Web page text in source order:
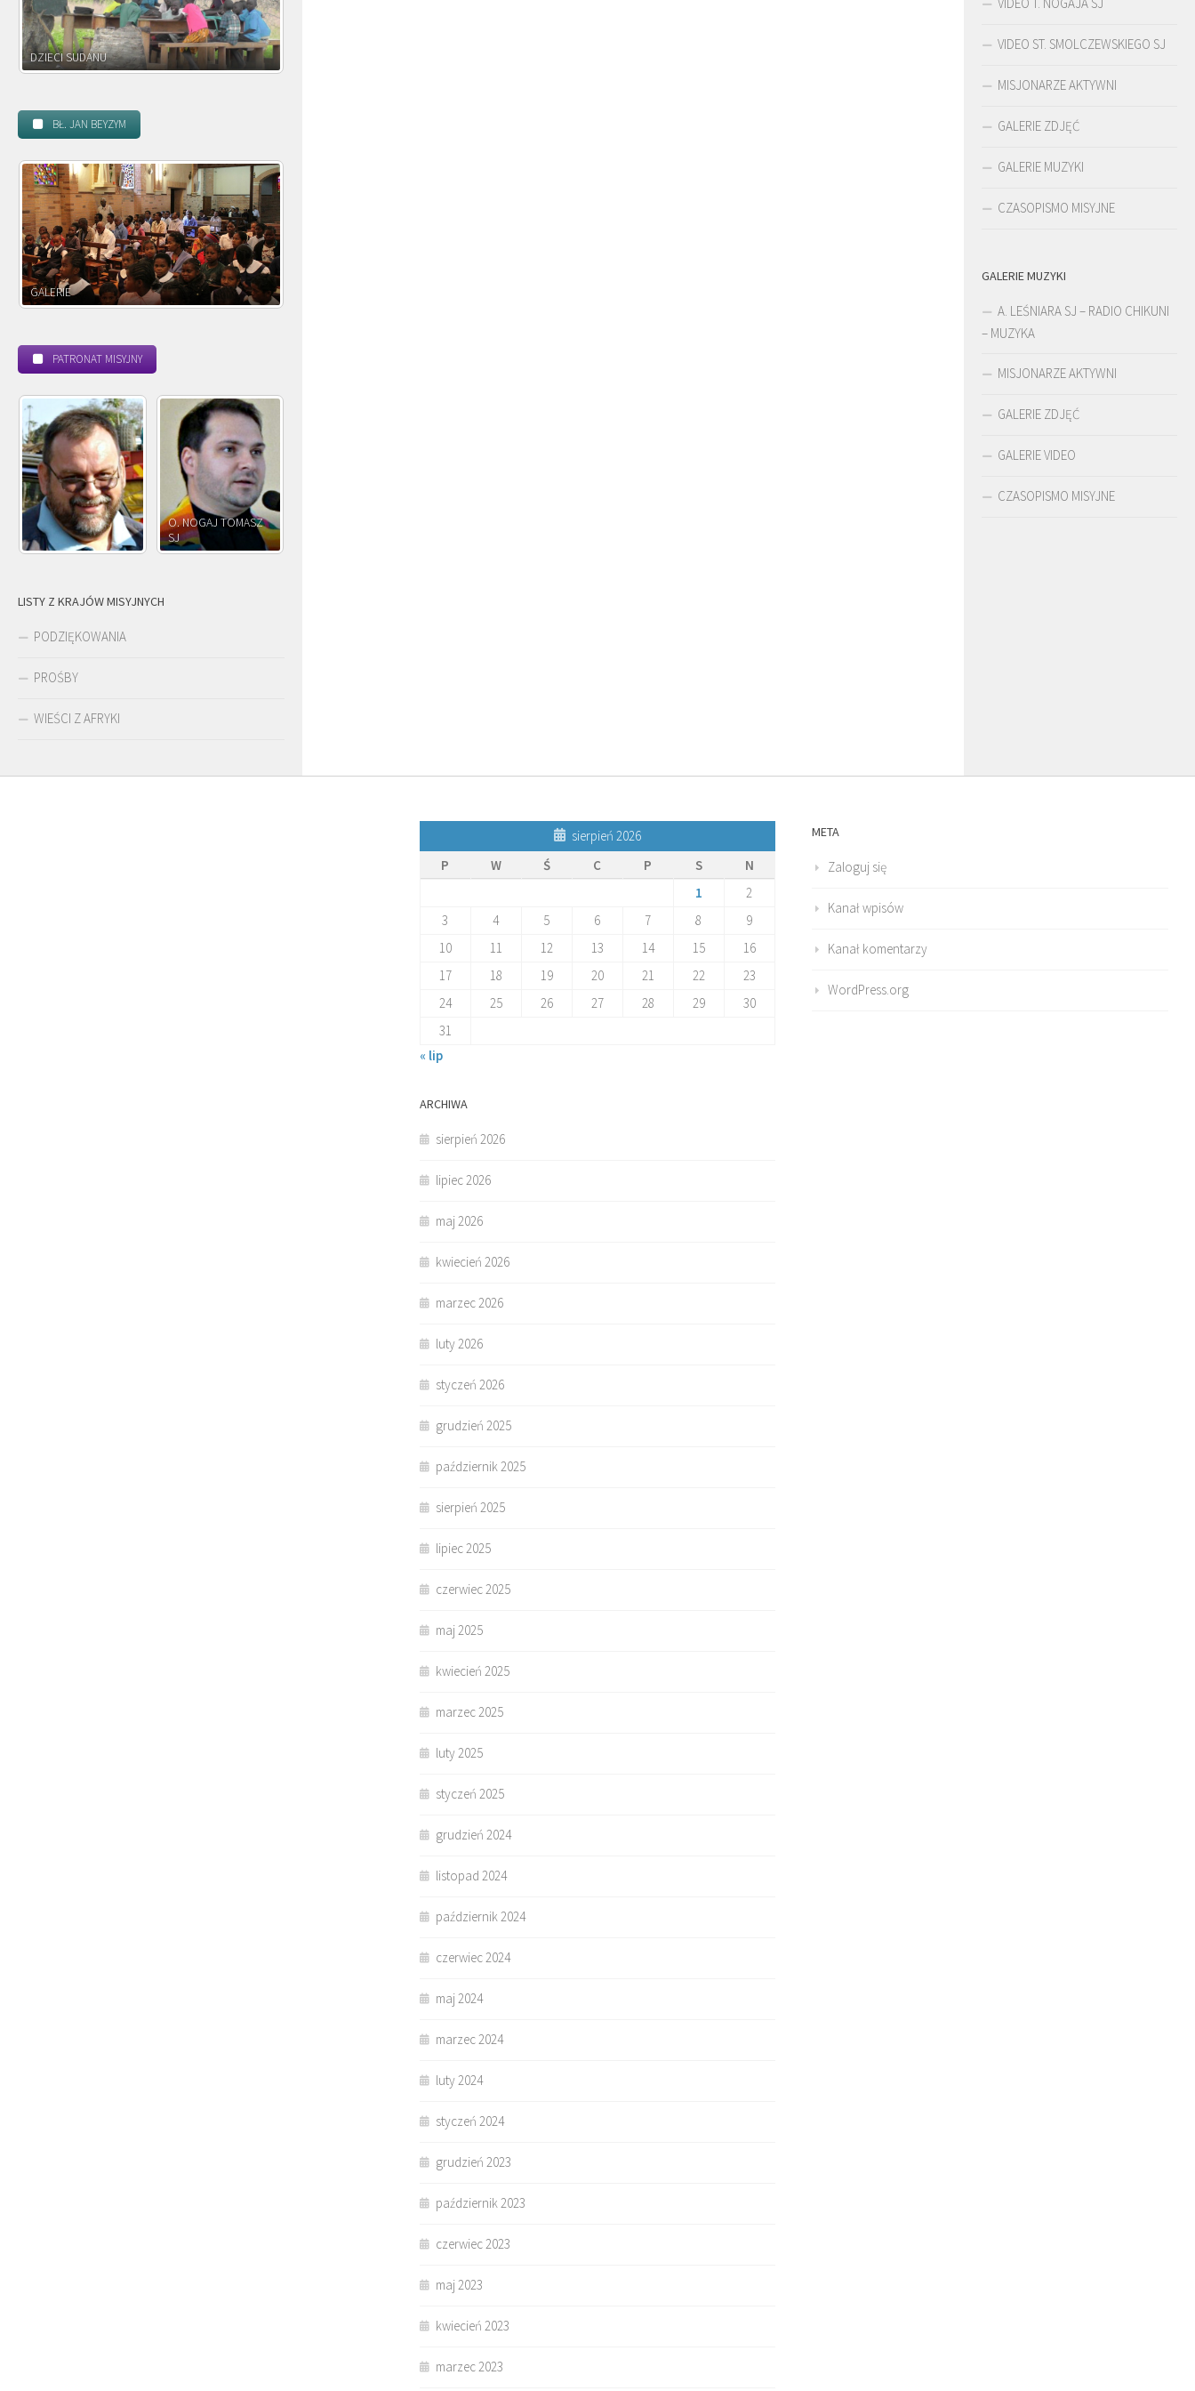
DZIECI SUDANU
BŁ. JAN BEYZYM
GALERIE
PATRONAT MISYJNY
O. NOGAJ TOMASZ
SJ
LISTY Z KRAJÓW MISYJNYCH
PODZIĘKOWANIA
PROŚBY
WIEŚCI Z AFRYKI
VIDEO ST. SMOLCZEWSKIEGO SJ
MISJONARZE AKTYWNI
GALERIE ZDJĘĆ
GALERIE MUZYKI
CZASOPISMO MISYJNE
GALERIE MUZYKI
A. LEŚNIARA SJ – RADIO CHIKUNI
– MUZYKA
MISJONARZE AKTYWNI
GALERIE ZDJĘĆ
GALERIE VIDEO
CZASOPISMO MISYJNE
sierpień 2026
P
W Ś C P S
N
1
2
3
4 5 6 7 8
9
10
11 12 13 14 15
16
17
18 19 20 21 22
23
24
25 26 27 28 29
30
31
« lip
ARCHIWA
sierpień 2026
lipiec 2026
maj 2026
kwiecień 2026
marzec 2026
luty 2026
styczeń 2026
grudzień 2025
październik 2025
sierpień 2025
lipiec 2025
czerwiec 2025
maj 2025
kwiecień 2025
marzec 2025
luty 2025
styczeń 2025
grudzień 2024
listopad 2024
październik 2024
czerwiec 2024
maj 2024
marzec 2024
luty 2024
styczeń 2024
grudzień 2023
październik 2023
czerwiec 2023
maj 2023
kwiecień 2023
marzec 2023
META
Zaloguj się
Kanał wpisów
Kanał komentarzy
WordPress.org